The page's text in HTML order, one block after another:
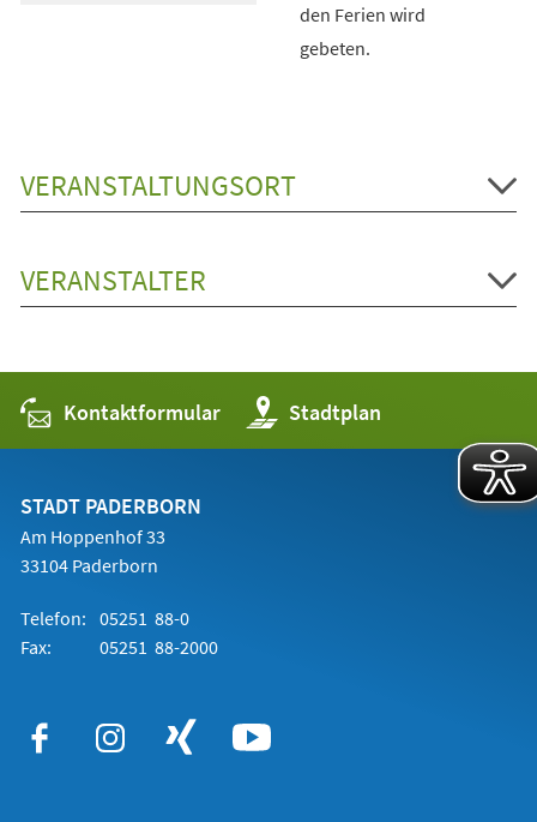
den Ferien wird
gebeten.
VERANSTALTUNGSORT
VERANSTALTER
Kontaktformular Stadtplan
(Öffnet
in
einem
STADT PADERBORN
Am Hoppenhof 33
33104 Paderborn
Telefon: 05251 88-0
Fax:
05251 88-2000